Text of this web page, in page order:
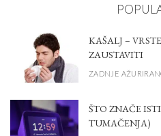
KAŠALJ –
ZAUSTAVITI
ZADNJE
ŠTO ZNAČE
TUMAČENJA)